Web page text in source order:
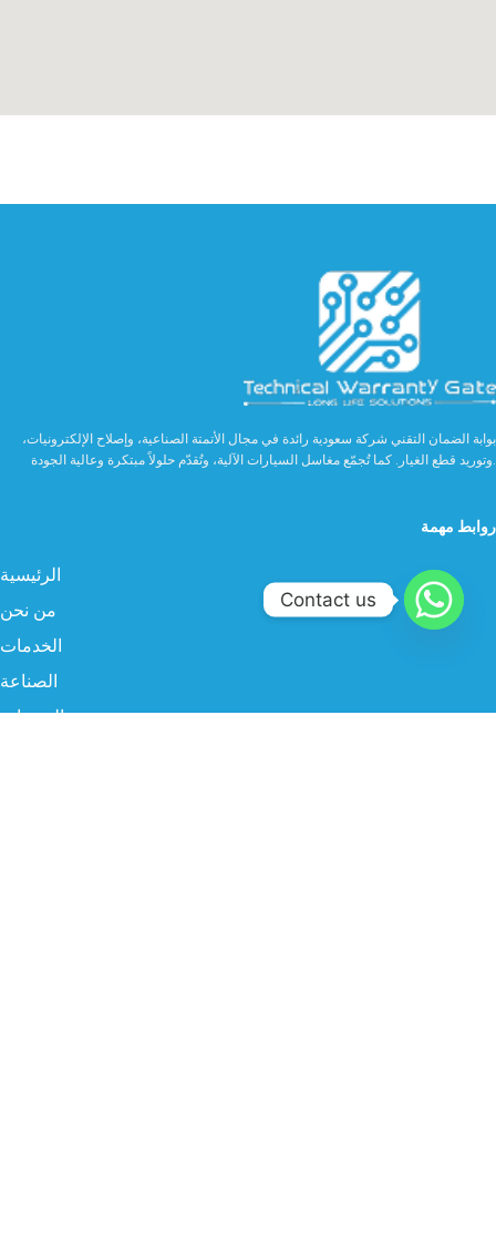
بوابة الضمان التقني شركة سعودية رائدة في مجال الأتمتة الصناعية، وإصلاح الإلكترونيات،
وتوريد قطع الغيار. كما تُجمّع مغاسل السيارات الآلية، وتُقدّم حلولاً مبتكرة وعالية الجودة.
روابط مهمة
الرئيسية
من نحن
الخدمات
الصناعة
المنتجات
Contact us